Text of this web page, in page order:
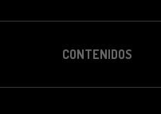
CONTENIDOS